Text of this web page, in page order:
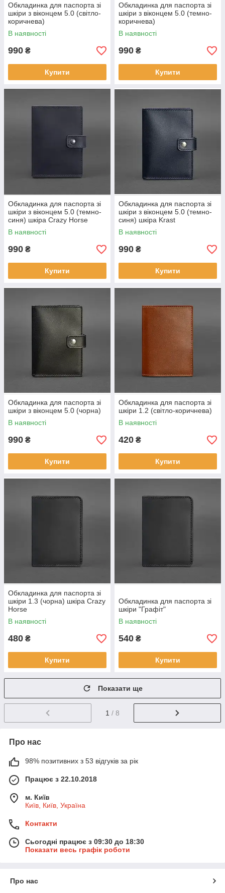
Обкладинка для паспорта зі
шкіри з віконцем 5.0 (світло-
коричнева)
В наявності
990 ₴
Купити
Обкладинка для паспорта зі
шкіри з віконцем 5.0 (темно-
коричнева)
В наявності
990 ₴
Купити
Обкладинка для паспорта зі
шкіри з віконцем 5.0 (темно-
синя) шкіра Crazy Horse
В наявності
990 ₴
Купити
Обкладинка для паспорта зі
шкіри з віконцем 5.0 (темно-
синя) шкіра Krast
В наявності
990 ₴
Купити
Обкладинка для паспорта зі
шкіри з віконцем 5.0 (чорна)
В наявності
990 ₴
Купити
Обкладинка для паспорта зі
шкіри 1.2 (світло-коричнева)
В наявності
420 ₴
Купити
Обкладинка для паспорта зі
шкіри 1.3 (чорна) шкіра Crazy
Horse
В наявності
480 ₴
Купити
Обкладинка для паспорта зі
шкіри "Графіт"
В наявності
540 ₴
Купити
Показати ще
1 / 8
Про нас
98% позитивних з 53 відгуків за рік
Працює з 22.10.2018
м. Київ
Київ, Київ, Україна
Контакти
Сьогодні працює з 09:30 до 18:30
Показати весь графік роботи
Про нас